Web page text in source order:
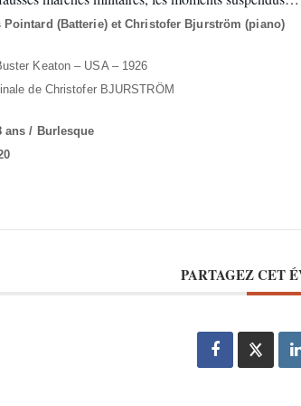
Pointard (Batterie) et Christofer Bjurström (piano)
Keaton – USA – 1926
de Christofer BJURSTRÖM
ans / Burlesque
PARTAGEZ CET